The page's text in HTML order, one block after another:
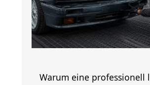
Warum eine professionell